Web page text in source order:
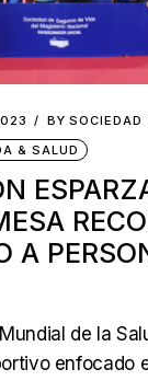
BY SOCIEDAD
& SALUD
A
de la
enfocado